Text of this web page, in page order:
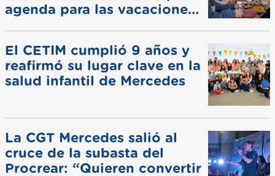
agenda para las vacaciones
El CETIM cumplió 9 años y
reafirmó su lugar clave en la
salud infantil de Mercedes
La CGT Mercedes salió al
cruce de la subasta del
Procrear: “Quieren convertir